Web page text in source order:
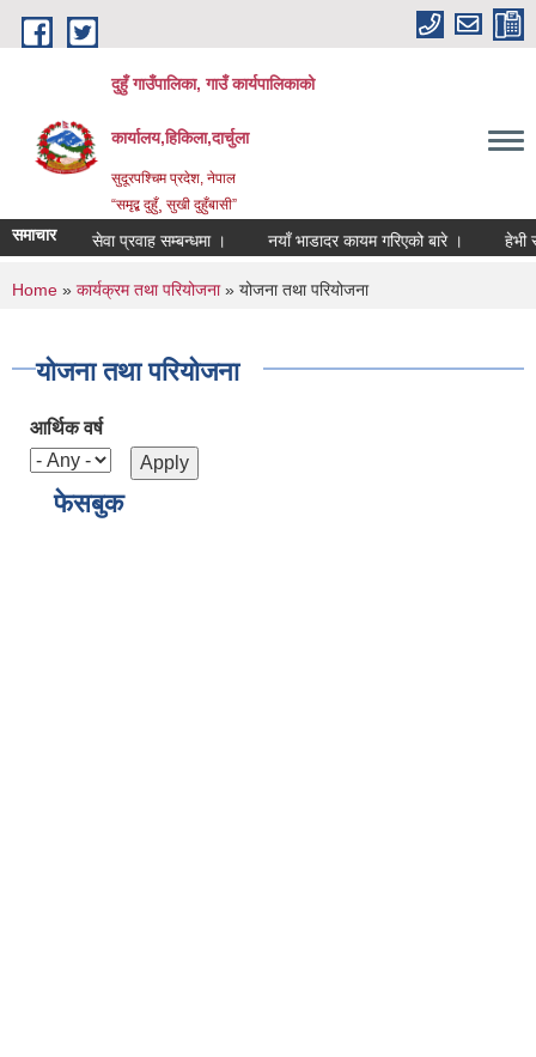
Skip to main content
दुहुँ गाउँपालिका, गाउँ कार्यपालिकाको
कार्यालय,हिकिला,दार्चुला
सुदूरपश्चिम प्रदेश, नेपाल
“समृद्ब दुहुँ¸ सुखी दुहुँबासी”
समाचार
तथा सेवा प्रवाह सम्बन्धमा । नयाँ भाडादर कायम गरिएको बारे । हेभी
You are here
Home » कार्यक्रम तथा परियोजना» योजना तथा परियोजना
योजना तथा परियोजना
आर्थिक वर्ष
फेसबुक